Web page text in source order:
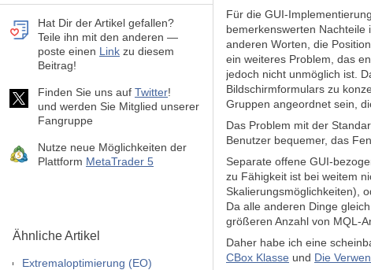
Hat Dir der Artikel gefallen?
Teile ihn mit den anderen —
poste einen Link zu diesem
Beitrag!
Finden Sie uns auf Twitter!
und werden Sie Mitglied unserer
Fangruppe
Nutze neue Möglichkeiten der
Plattform MetaTrader 5
Ähnliche Artikel
Extremaloptimierung (EO)
Für die GUI-
bemerkenswerten
anderen Worten, die
ein weiteres Problem, das
jedoch nicht unmöglich ist.
Bildschirmformulars zu
Gruppen angeordnet sein,
Das Problem mit der
Benutzer bequemer, das
Separate offene GUI-
zu Fähigkeit ist bei weitem
Skalierungsmöglichkeiten),
Da alle anderen Dinge
größeren Anzahl von MQL-
Daher habe ich eine
CBox Klasse und Die